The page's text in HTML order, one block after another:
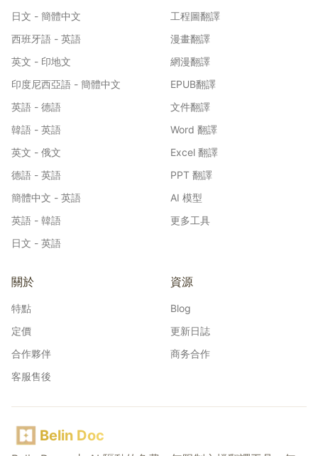
日文 - 簡體中文
西班牙語 - 英語
英文 - 印地文
印度尼西亞語 - 簡體中文
英語 - 德語
韓語 - 英語
英文 - 俄文
德語 - 英語
簡體中文 - 英語
英語 - 韓語
日文 - 英語
工程圖翻譯
漫畫翻譯
網漫翻譯
EPUB翻譯
文件翻譯
Word 翻譯
Excel 翻譯
PPT 翻譯
AI 模型
更多工具
關於
特點
定價
合作夥伴
客服售後
資源
Blog
更新日誌
商务合作
Belin Doc